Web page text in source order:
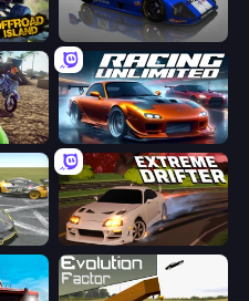
Circuit Racing
Racing Unlimited
Extreme Drifter